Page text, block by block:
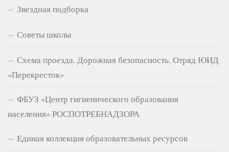
Звездная подборка
Советы школы
Схема проезда. Дорожная безопасность. Отряд ЮИД
«Перекресток»
ФБУЗ «Центр гигиенического образования
населения» РОСПОТРЕБНАДЗОРА
Единая коллекция образовательных ресурсов